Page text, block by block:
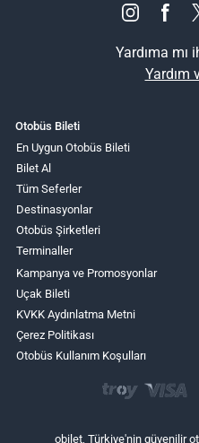
Yardıma mı
Yardım
Otobüs Bileti
En Uygun Otobüs Bileti
Bilet Al
Tüm Seferler
Destinasyonlar
Otobüs Şirketleri
Terminaller
Kampanya ve Promosyonlar
Uçak Bileti
KVKK Aydınlatma Metni
Çerez Politikası
Otobüs Kullanım Koşulları
obilet, Türkiye'nin güvenilir